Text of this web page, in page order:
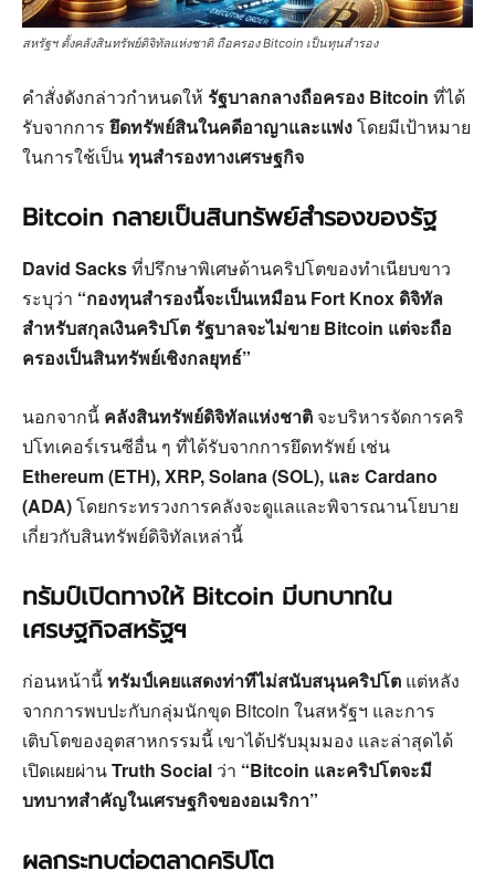
สหรัฐฯ ตั้งคลังสินทรัพย์ดิจิทัลแห่งชาติ ถือครอง Bitcoin เป็นทุนสำรอง
คำสั่งดังกล่าวกำหนดให้ รัฐบาลกลางถือครอง Bitcoin ที่ได้
รับจากการ ยึดทรัพย์สินในคดีอาญาและแพ่งโดยมีเป้าหมาย
ในการใช้เป็นทุนสำรองทางเศรษฐกิจ
Bitcoin กลายเป็นสินทรัพย์สำรองของรัฐ
David Sacksที่ปรึกษาพิเศษด้านคริปโตของทำเนียบขาว
ระบุว่า “กองทุนสำรองนี้จะเป็นเหมือน Fort Knox ดิจิทัล
สำหรับสกุลเงินคริปโต รัฐบาลจะไม่ขาย Bitcoin แต่จะถือ
ครองเป็นสินทรัพย์เชิงกลยุทธ์”
นอกจากนี้ คลังสินทรัพย์ดิจิทัลแห่งชาติ จะบริหารจัดการคริ
ปโทเคอร์เรนซีอื่น ๆ ที่ได้รับจากการยึดทรัพย์ เช่น
Ethereum (ETH), XRP, Solana (SOL), และ Cardano
(ADA)โดยกระทรวงการคลังจะดูแลและพิจารณานโยบาย
เกี่ยวกับสินทรัพย์ดิจิทัลเหล่านี้
ทรัมป์เปิดทางให้ Bitcoin มีบทบาทใน
เศรษฐกิจสหรัฐฯ
ก่อนหน้านี้ทรัมป์เคยแสดงท่าทีไม่สนับสนุนคริปโต แต่หลัง
จากการพบปะกับกลุ่มนักขุด Bitcoin ในสหรัฐฯ และการ
เติบโตของอุตสาหกรรมนี้ เขาได้ปรับมุมมอง และล่าสุดได้
เปิดเผยผ่านTruth Social ว่า “Bitcoin และคริปโตจะมี
บทบาทสำคัญในเศรษฐกิจของอเมริกา”
ผลกระทบต่อตลาดคริปโต